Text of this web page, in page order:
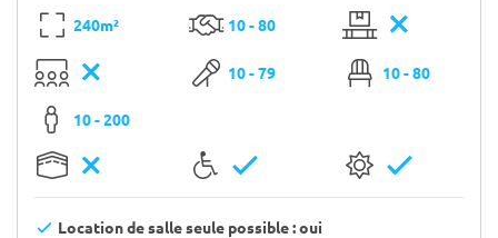
240m² 10 - 80
10 - 79 10 - 80
10 - 200
Location de salle seule possible : oui